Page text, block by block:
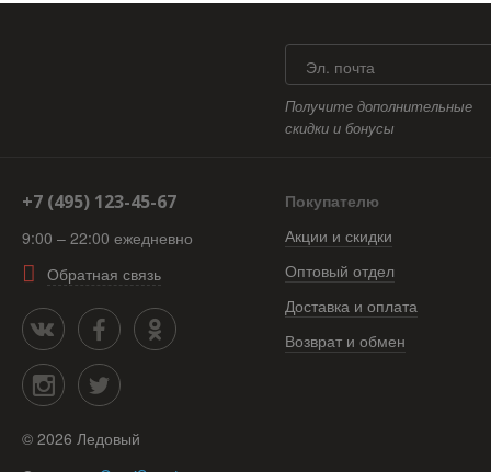
Эл. почта
Получите дополнительные
скидки и бонусы
+7 (495) 123-45-67
9:00 – 22:00 ежедневно
Обратная связь
© 2026 Ледовый
Покупателю
Акции и скидки
Оптовый отдел
Доставка и оплата
Возврат и обмен